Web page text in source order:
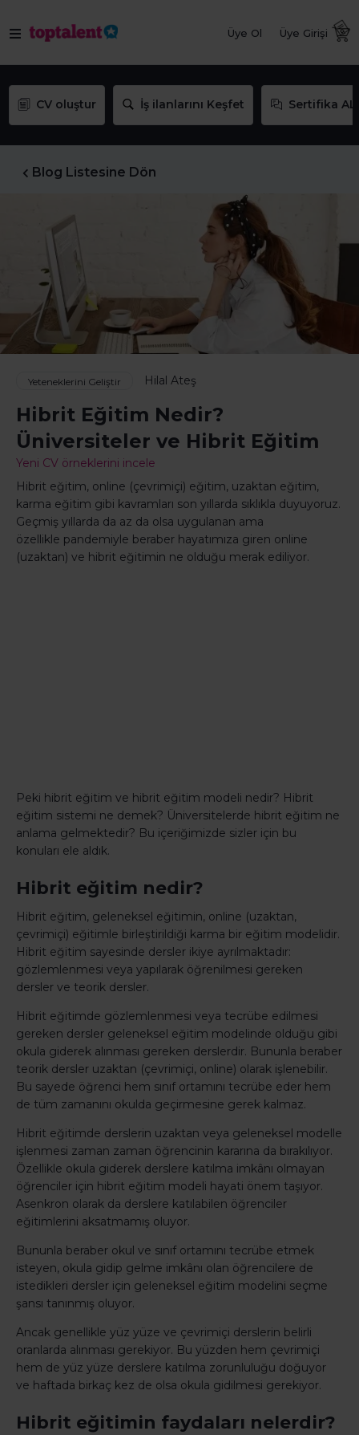
Üye Ol Üye Girişi
CV oluştur İş ilanlarını Keşfet Sertifika AL
Blog Listesine Dön
Yeteneklerini Geliştir Hilal Ateş
Hibrit Eğitim Nedir?
Üniversiteler ve Hibrit Eğitim
Yeni CV örneklerini incele
Hibrit eğitim, online (çevrimiçi) eğitim, uzaktan eğitim,
karma eğitim gibi kavramları son yıllarda sıklıkla duyuyoruz.
Geçmiş yıllarda da az da olsa uygulanan ama
özellikle pandemiyle beraber hayatımıza giren online
(uzaktan) ve hibrit eğitimin ne olduğu merak ediliyor.
Peki hibrit eğitim ve hibrit eğitim modeli nedir? Hibrit
eğitim sistemi ne demek? Üniversitelerde hibrit eğitim ne
anlama gelmektedir? Bu içeriğimizde sizler için bu
konuları ele aldık.
Hibrit eğitim nedir?
Hibrit eğitim, geleneksel eğitimin, online (uzaktan,
çevrimiçi) eğitimle birleştirildiği karma bir eğitim modelidir.
Hibrit eğitim sayesinde dersler ikiye ayrılmaktadır:
gözlemlenmesi veya yapılarak öğrenilmesi gereken
dersler ve teorik dersler.
Hibrit eğitimde gözlemlenmesi veya tecrübe edilmesi
gereken dersler geleneksel eğitim modelinde olduğu gibi
okula giderek alınması gereken derslerdir. Bununla beraber
teorik dersler uzaktan (çevrimiçi, online) olarak işlenebilir.
Bu sayede öğrenci hem sınıf ortamını tecrübe eder hem
de tüm zamanını okulda geçirmesine gerek kalmaz.
Hibrit eğitimde derslerin uzaktan veya geleneksel modelle
işlenmesi zaman zaman öğrencinin kararına da bırakılıyor.
Özellikle okula giderek derslere katılma imkânı olmayan
öğrenciler için hibrit eğitim modeli hayati önem taşıyor.
Asenkron olarak da derslere katılabilen öğrenciler
eğitimlerini aksatmamış oluyor.
Bununla beraber okul ve sınıf ortamını tecrübe etmek
isteyen, okula gidip gelme imkânı olan öğrencilere de
istedikleri dersler için geleneksel eğitim modelini seçme
şansı tanınmış oluyor.
Ancak genellikle yüz yüze ve çevrimiçi derslerin belirli
oranlarda alınması gerekiyor. Bu yüzden hem çevrimiçi
hem de yüz yüze derslere katılma zorunluluğu doğuyor
ve haftada birkaç kez de olsa okula gidilmesi gerekiyor.
Hibrit eğitimin faydaları nelerdir?